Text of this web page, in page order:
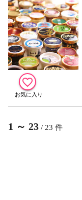
1 ～ 23 / 23 件